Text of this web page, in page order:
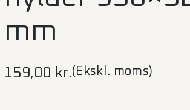
mm
159,00 kr.(Ekskl. moms)